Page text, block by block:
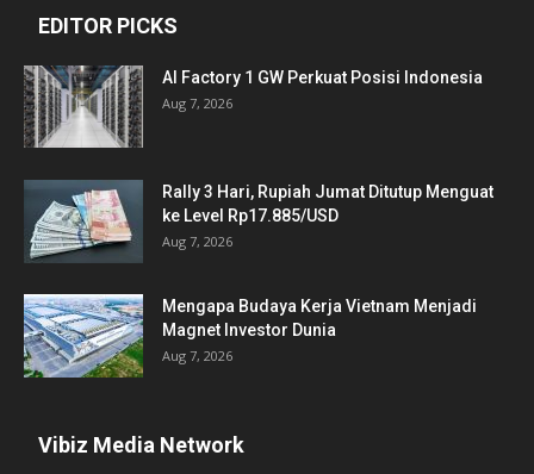
EDITOR PICKS
AI Factory 1 GW Perkuat Posisi Indonesia
Aug 7, 2026
Rally 3 Hari, Rupiah Jumat Ditutup Menguat
ke Level Rp17.885/USD
Aug 7, 2026
Mengapa Budaya Kerja Vietnam Menjadi
Magnet Investor Dunia
Aug 7, 2026
Vibiz Media Network